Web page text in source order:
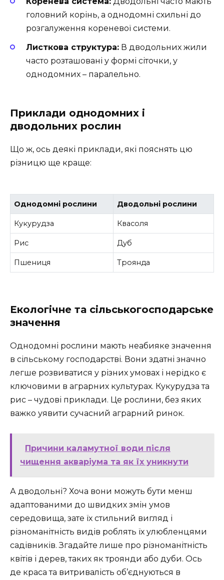
головний корінь, а однодомні схильні до
розгалуження кореневої системи.
Листкова структура: В дводольних жили
часто розташовані у формі сіточки, у
однодомних – паралельно.
Приклади однодомних і
дводольних рослин
Що ж, ось деякі приклади, які пояснять цю
різницю ще краще:
Однодомні рослини Дводольні рослини
Кукурудза Квасоля
Рис Дуб
Пшениця Троянда
Екологічне та сільськогосподарське
значення
Однодомні рослини мають неабияке значення
в сільському господарстві. Вони здатні значно
легше розвиватися у різних умовах і нерідко є
ключовими в аграрних культурах. Кукурудза та
рис – чудові приклади. Це рослини, без яких
важко уявити сучасний аграрний ринок.
Причини каламутної води після
чищення акваріума та як їх уникнути
А дводольні? Хоча вони можуть бути менш
адаптованими до швидких змін умов
середовища, зате їх стильний вигляд і
різноманітність видів роблять їх улюбленцями
садівників. Згадайте лише про різноманітність
квітів і дерев, таких як троянди або дуби. Ось
де краса та витривалість об’єднуються в